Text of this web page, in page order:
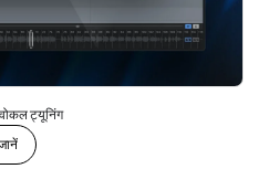
ट्यूनिंग